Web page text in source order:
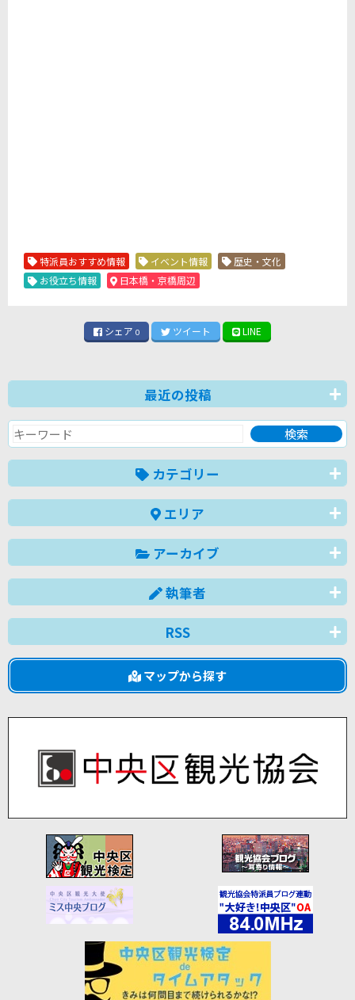
特派員おすすめ情報 イベント情報
歴史・文化
お役立ち情報
日本橋・京橋周辺
シェア 0 ツイート LINE
最近の投稿
カテゴリー
エリア
アーカイブ
執筆者
RSS
マップから探す